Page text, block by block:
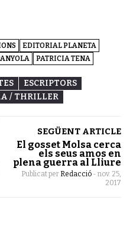
EDITORIAL PLANETA
PATRICIA TENA
ESCRIPTORS
/ THRILLER
SEGÜENT ARTICLE
El gosset Molsa cerca
els seus amos en
plena guerra al Lliure
Publicat per Redacció - nov. 25,
2017